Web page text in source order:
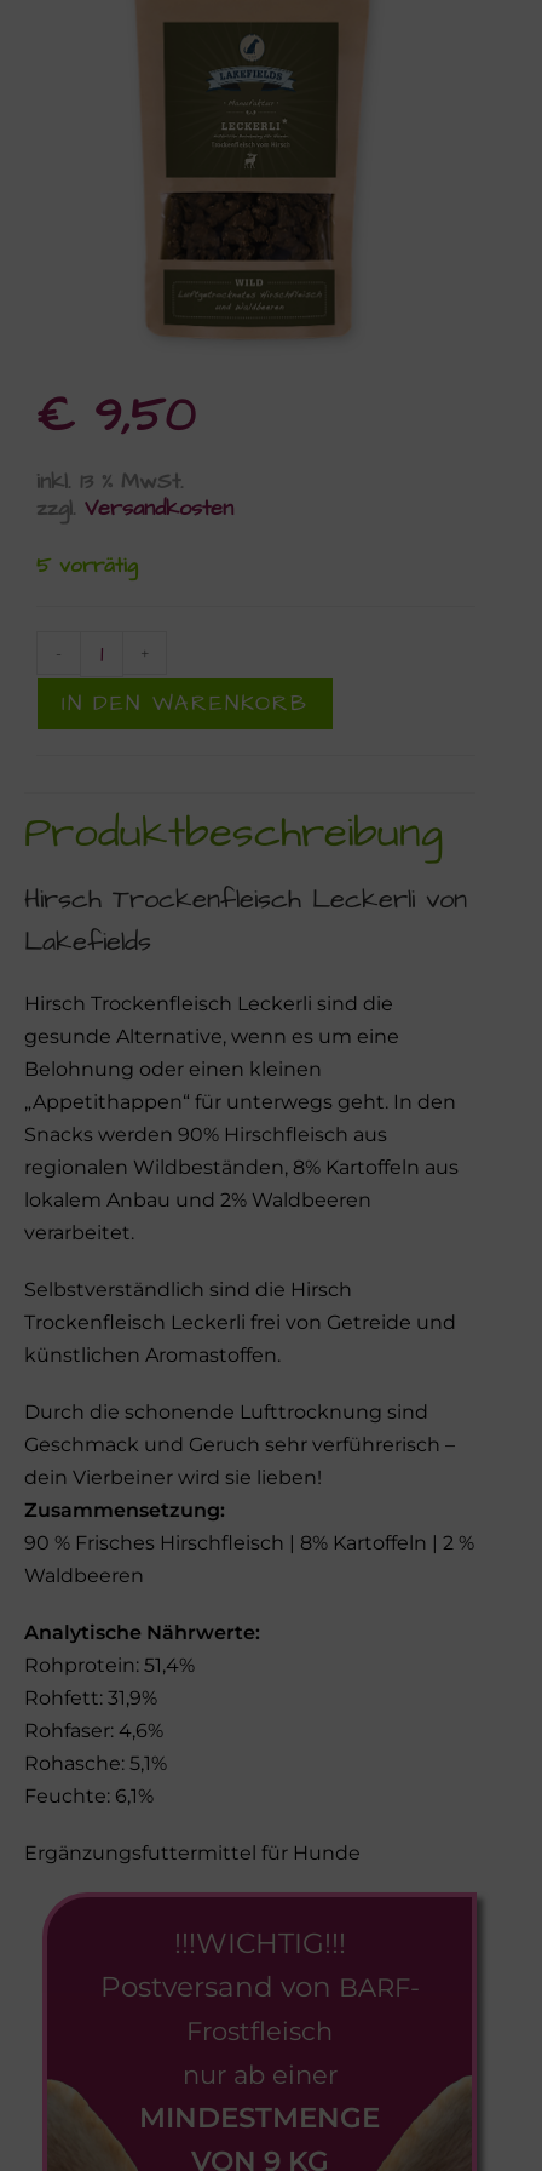
!!!WICHTIG!!!
Postversand von BARF-
Frostfleisch
nur ab einer
MINDESTMENGE
VON 9 KG
€ 9,50
inkl. 13 % MwSt.
zzgl. Versandkosten
5 vorrätig
- +
IN DEN WARENKORB
Produktbeschreibung
Hirsch Trockenfleisch Leckerli von
Lakefields
Hirsch Trockenfleisch Leckerli sind die
gesunde Alternative, wenn es um eine
Belohnung oder einen kleinen
„Appetithappen“ für unterwegs geht. In den
Snacks werden 90% Hirschfleisch aus
regionalen Wildbeständen, 8% Kartoffeln aus
lokalem Anbau und 2% Waldbeeren
verarbeitet.
Selbstverständlich sind die Hirsch
Trockenfleisch Leckerli frei von Getreide und
künstlichen Aromastoffen.
Durch die schonende Lufttrocknung sind
Geschmack und Geruch sehr verführerisch –
dein Vierbeiner wird sie lieben!
Zusammensetzung:
90 % Frisches Hirschfleisch | 8% Kartoffeln | 2 %
Waldbeeren
Analytische Nährwerte:
Rohprotein: 51,4%
Rohfett: 31,9%
Rohfaser: 4,6%
Rohasche: 5,1%
Feuchte: 6,1%
Ergänzungsfuttermittel für Hunde